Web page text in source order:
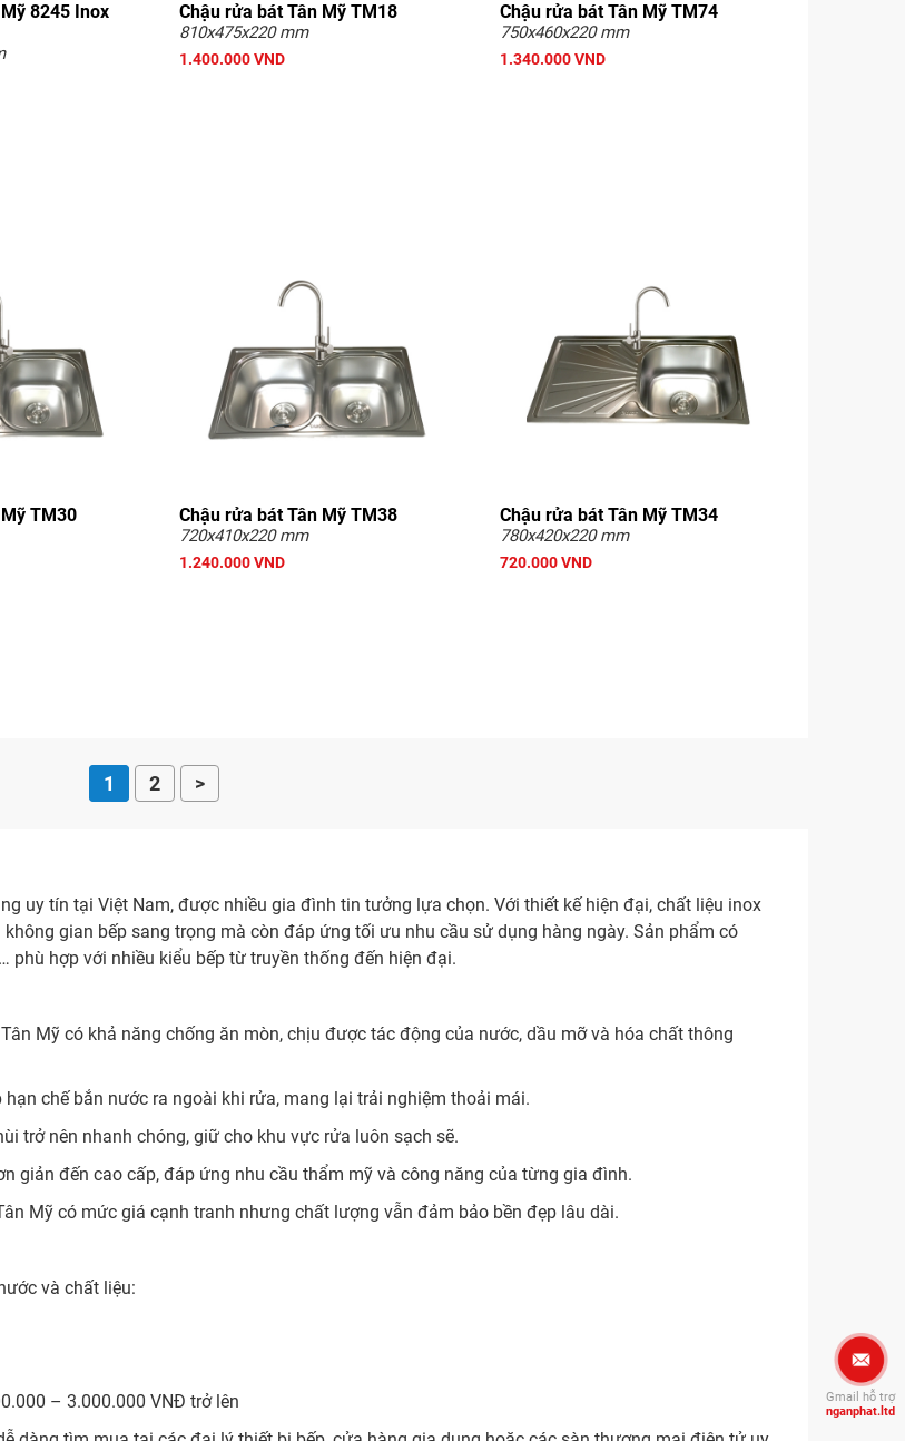
8245 Inox
Chậu rửa bát Tân Mỹ TM18
810x475x220 mm
1.400.000 VND
Chậu rửa bát Tân Mỹ TM74
750x460x220 mm
1.340.000 VND
TM30 Chậu rửa bát Tân Mỹ TM38
720x410x220 mm
1.240.000 VND
Chậu rửa bát Tân Mỹ TM34
780x420x220 mm
720.000 VND
1 2 >
uy tín tại Việt Nam, được nhiều gia đình tin tưởng lựa chọn. Với thiết kế hiện đại, chất liệu inox
gian bếp sang trọng mà còn đáp ứng tối ưu nhu cầu sử dụng hàng ngày. Sản phẩm có
phù hợp với nhiều kiểu bếp từ truyền thống đến hiện đại.
Mỹ có khả năng chống ăn mòn, chịu được tác động của nước, dầu mỡ và hóa chất thông
chế bắn nước ra ngoài khi rửa, mang lại trải nghiệm thoải mái.
trở nên nhanh chóng, giữ cho khu vực rửa luôn sạch sẽ.
giản đến cao cấp, đáp ứng nhu cầu thẩm mỹ và công năng của từng gia đình.
Mỹ có mức giá cạnh tranh nhưng chất lượng vẫn đảm bảo bền đẹp lâu dài.
và chất liệu:
– 3.000.000 VNĐ trở lên
Gmail hỗ trợ
nganphat.ltd